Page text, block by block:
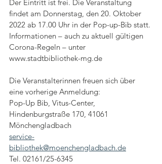
Der Eintritt ist frei. Die Veranstaltung
findet am Donnerstag, den 20. Oktober
2022 ab 17.00 Uhr in der Pop-up-Bib statt.
Informationen – auch zu aktuell gültigen
Corona-Regeln – unter
www.stadtbibliothek-mg.de
Die Veranstalterinnen freuen sich über
eine vorherige Anmeldung:
Pop-Up Bib, Vitus-Center,
Hindenburgstraße 170, 41061
Mönchengladbach
service-
bibliothek@moenchengladbach.de
Tel. 02161/25-6345